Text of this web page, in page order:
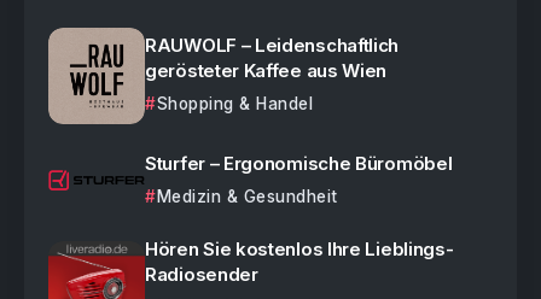
RAUWOLF – Leidenschaftlich
gerösteter Kaffee aus Wien
Shopping & Handel
Sturfer – Ergonomische Büromöbel
Medizin & Gesundheit
Hören Sie kostenlos Ihre Lieblings-
Radiosender